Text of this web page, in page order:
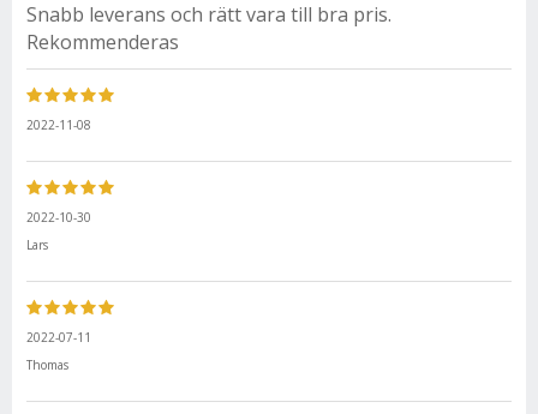
Snabb leverans och rätt vara till bra pris.
Rekommenderas
2022-11-08
2022-10-30
Lars
2022-07-11
Thomas